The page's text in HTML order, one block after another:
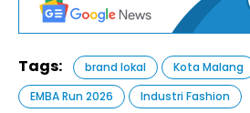
Tags: brand lokal Kota Malang
EMBA Run 2026
Industri Fashion